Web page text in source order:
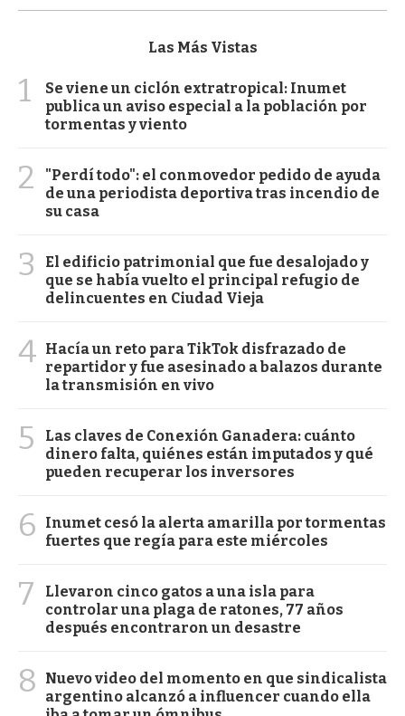
Las Más Vistas
1
Se viene un ciclón extratropical: Inumet
publica un aviso especial a la población por
tormentas y viento
2
"Perdí todo": el conmovedor pedido de ayuda
de una periodista deportiva tras incendio de
su casa
3
El edificio patrimonial que fue desalojado y
que se había vuelto el principal refugio de
delincuentes en Ciudad Vieja
4 Hacía un reto para TikTok disfrazado de
repartidor y fue asesinado a balazos durante
la transmisión en vivo
5
Las claves de Conexión Ganadera: cuánto
dinero falta, quiénes están imputados y qué
pueden recuperar los inversores
6
Inumet cesó la alerta amarilla por tormentas
fuertes que regía para este miércoles
7
Llevaron cinco gatos a una isla para
controlar una plaga de ratones, 77 años
después encontraron un desastre
8
Nuevo video del momento en que sindicalista
argentino alcanzó a influencer cuando ella